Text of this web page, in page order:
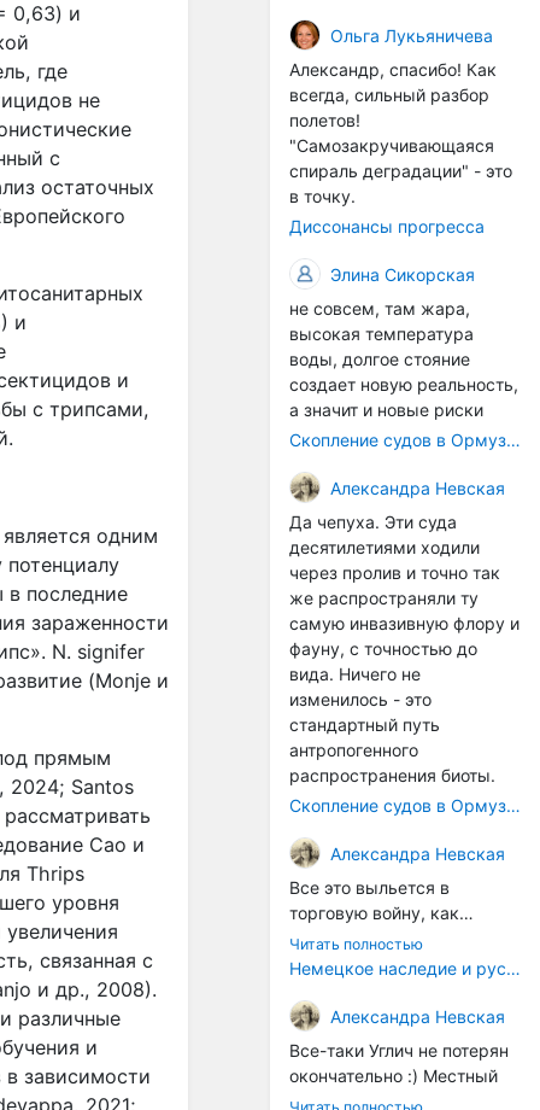
0,63) и
где
не
с
остаточных
и
и
с трипсами,
одним
в последние
зараженности
N. signifer
(Monje и
прямым
2024; Santos
Cao и
Thrips
уровня
связанная с
и др., 2008).
различные
и
зависимости
организмы, и потом они
могут быть перенесены в
другие регионы. Поэтому
проблема вполне реальная
— просто я бы говорила не
о неизбежной катастрофе,
а о повышенном риске,
который нельзя
игнорировать. А так да 👍
Ольга Лукьяничева
Александр, спасибо! Как
всегда, сильный разбор
полетов!
"Самозакручивающаяся
спираль деградации" - это
в точку.
Диссонансы прогресса
Элина Сикорская
не совсем, там жара,
высокая температура
воды, долгое стояние
создает новую реальность,
а значит и новые риски
Скопление судов в Ормузском проливе грозит катастрофическим распространением инвазивных видов
Александра Невская
Да чепуха. Эти суда
десятилетиями ходили
через пролив и точно так
же распространяли ту
самую инвазивную флору и
фауну, с точностью до
вида. Ничего не
изменилось - это
стандартный путь
антропогенного
распространения биоты.
Скопление судов в Ормузском проливе грозит катастрофическим распространением инвазивных видов
Александра Невская
Все это выльется в
торговую войну, как
печально известная война
за Адыгейский сыр. Собаки
Когда региональный
продукт начнут делать
многие мастера региона, а
не единицы энтузиастов,
Читать полностью
Немецкое наследие и русский характер: история колбасного дела в Российской империи
Александра Невская
Все-таки Углич не потерян
окончательно :) Местный
институт сыроделия